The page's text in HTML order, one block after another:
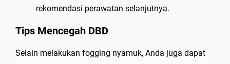
rekomendasi perawatan selanjutnya.
Tips Mencegah DBD
Selain melakukan fogging nyamuk, Anda juga dapat